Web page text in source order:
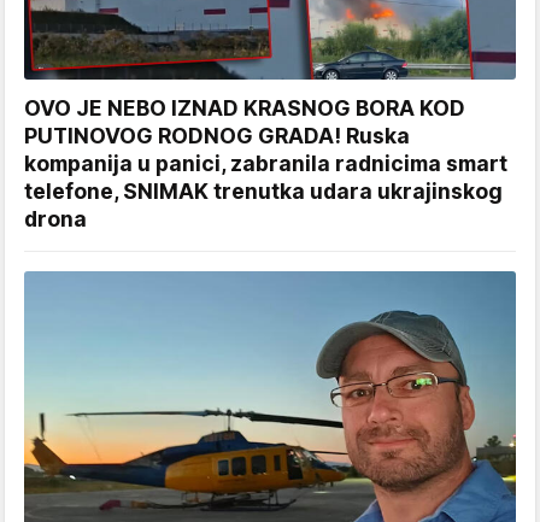
OVO JE NEBO IZNAD KRASNOG BORA KOD
PUTINOVOG RODNOG GRADA! Ruska
kompanija u panici, zabranila radnicima smart
telefone, SNIMAK trenutka udara ukrajinskog
drona